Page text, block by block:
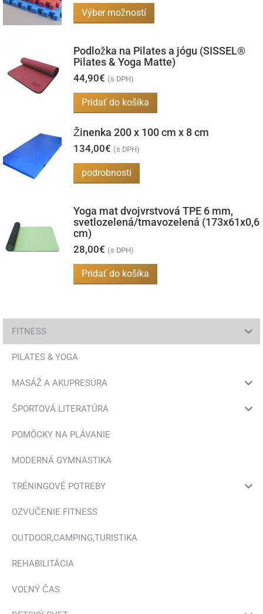
na
stránke
Výber možností
produkt
viacero
Možnosti
si
Podložka na Pilates a jógu (SISSEL®
Pilates & Yoga Matte)
44,90€ (s DPH)
Pridať do košíka
Žinenka 200 x 100 cm x 8 cm
134,00€ (s DPH)
podrobnosti
produkt
viacero
si
môžete
na
Yoga mat dvojvrstvová TPE 6 mm,
svetlozelená/tmavozelená (173x61x0,6
cm)
28,00€ (s DPH)
Pridať do košíka
FITNESS
PILATES & YOGA
MASÁŽ A AKUPRESÚRA
ŠPORTOVÁ LITERATÚRA
POMÔCKY NA PLÁVANIE
MODERNÁ GYMNASTIKA
TRÉNINGOVÉ POTREBY
OZVUČENIE FITNESS
OUTDOOR,CAMPING,TURISTIKA
REHABILITÁCIA
VOĽNÝ ČAS